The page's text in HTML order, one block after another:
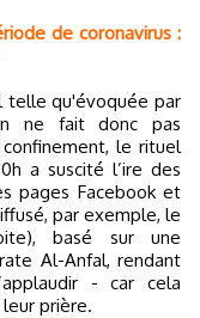
de coronavirus :
telle qu'évoquée par
ne fait donc pas
le rituel
a suscité l’ire des
pages Facebook et
par exemple, le
basé sur une
Al-Anfal, rendant
- car cela
prière.